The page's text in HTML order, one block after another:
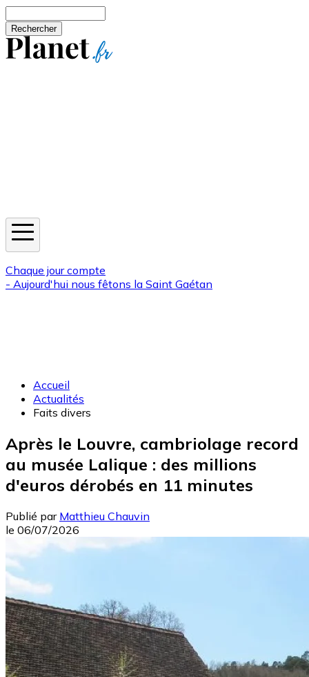
Chaque jour compte
- Aujourd'hui nous fêtons la Saint Gaétan
Accueil
Actualités
Faits divers
Après le Louvre, cambriolage record
au musée Lalique : des millions
d'euros dérobés en 11 minutes
Publié par Matthieu Chauvin
le 06/07/2026